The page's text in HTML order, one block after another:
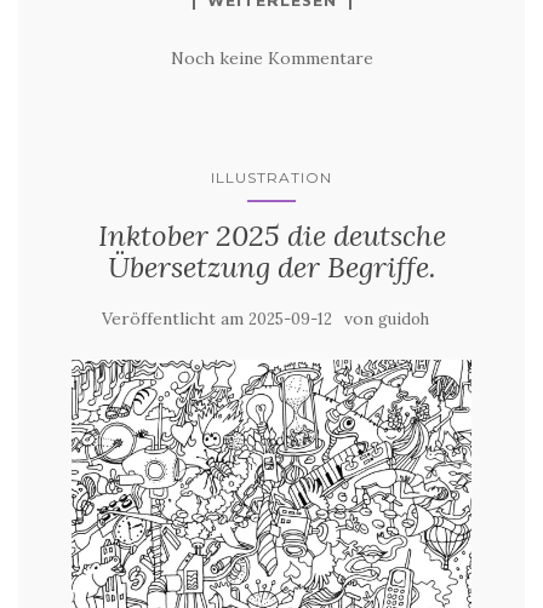
Noch keine Kommentare
ILLUSTRATION
Inktober 2025 die deutsche
Übersetzung der Begriffe.
Veröffentlicht am 2025-09-12 von guidoh